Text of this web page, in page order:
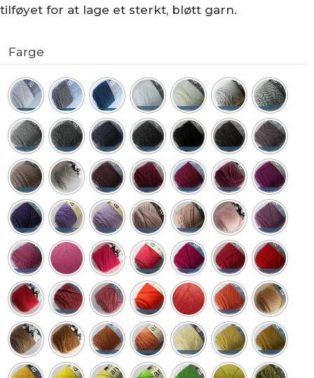
tilføyet for at lage et sterkt, bløtt garn.
Farge